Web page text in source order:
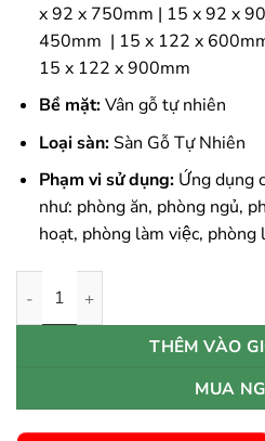
x 92 x 750mm | 15 x 92 x
450mm | 15 x 122 x
15 x 122 x 900mm
Bề mặt:Vân gỗ tự nhiên
Loại sàn:Sàn Gỗ Tự Nhiên
Phạm vi sử dụng:Ứng dụng
như: phòng ăn, phòng ngủ,
hoạt, phòng làm việc,
THÊM VÀO
MUA